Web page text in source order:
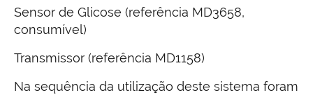
Sensor de Glicose (referência MD3658,
consumível)
Transmissor (referência MD1158)
Na sequência da utilização deste sistema foram